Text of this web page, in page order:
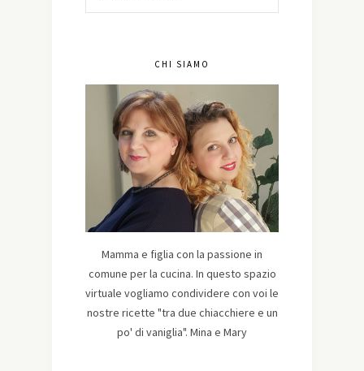
CHI SIAMO
Mamma e figlia con la passione in
comune per la cucina. In questo spazio
virtuale vogliamo condividere con voi le
nostre ricette "tra due chiacchiere e un
po' di vaniglia". Mina e Mary